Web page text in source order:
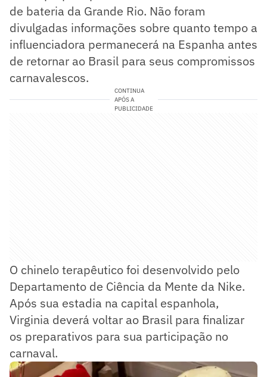
de bateria da Grande Rio. Não foram
divulgadas informações sobre quanto tempo a
influenciadora permanecerá na Espanha antes
de retornar ao Brasil para seus compromissos
carnavalescos.
CONTINUA
APÓS A
PUBLICIDADE
O chinelo terapêutico foi desenvolvido pelo
Departamento de Ciência da Mente da Nike.
Após sua estadia na capital espanhola,
Virginia deverá voltar ao Brasil para finalizar
os preparativos para sua participação no
carnaval.